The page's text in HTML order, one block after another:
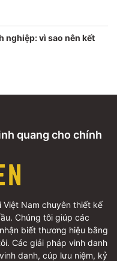
nghiệp: vì sao nên kết
quang cho chính
Nam chuyên thiết kế
Chúng tôi giúp các
biết thương hiệu bằng
Các giải pháp vinh danh
danh, cúp lưu niệm, kỷ